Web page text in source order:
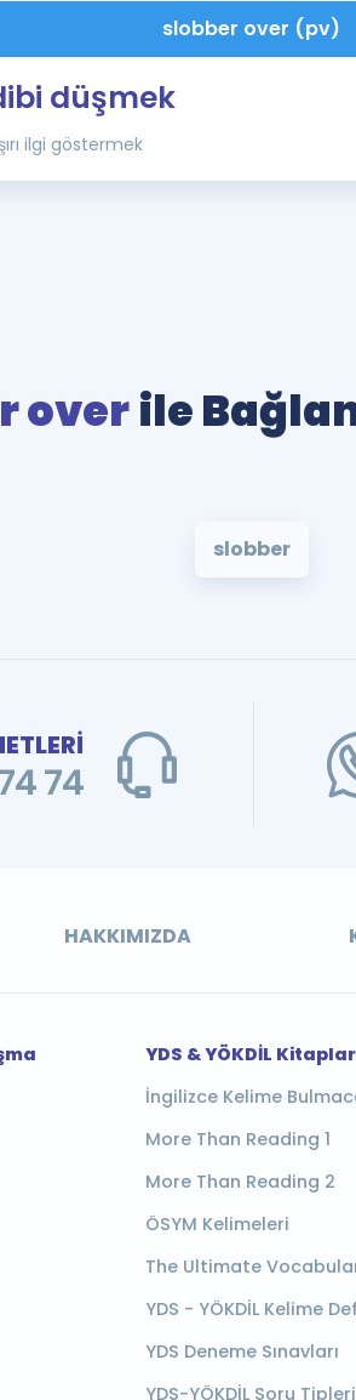
slobber over (pv)
düşmek
ilgi göstermek
overile
slobber
74
HAKKIMIZDA
YDS & YÖKDİL
İngilizce Kelime
More Than Reading 1
More Than Reading 2
ÖSYM Kelimeleri
The Ultimate
YDS - YÖKDİL Kelime
YDS Deneme Sınavları
YDS-YÖKDİL Soru Tipleri